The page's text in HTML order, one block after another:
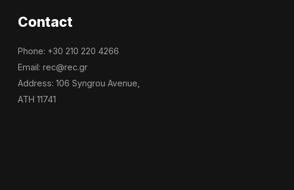
Contact
Phone: +30 210 220 4266
Email: rec@rec.gr
Address: 106 Syngrou Avenue,
ATH 11741